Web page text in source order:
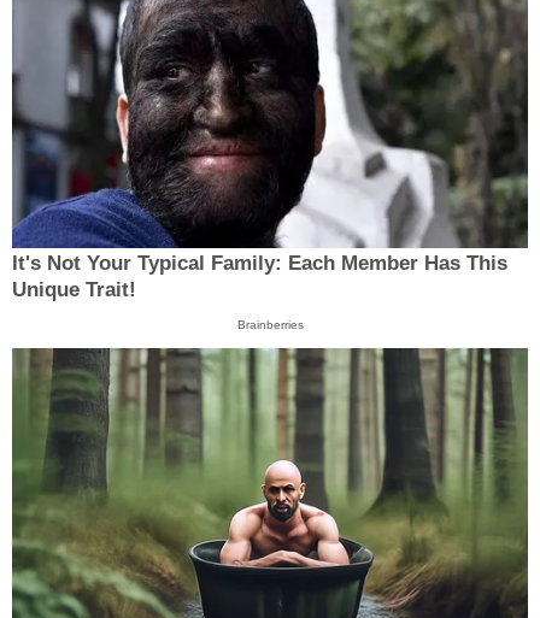
It's Not Your Typical Family: Each Member Has This
Unique Trait!
Brainberries